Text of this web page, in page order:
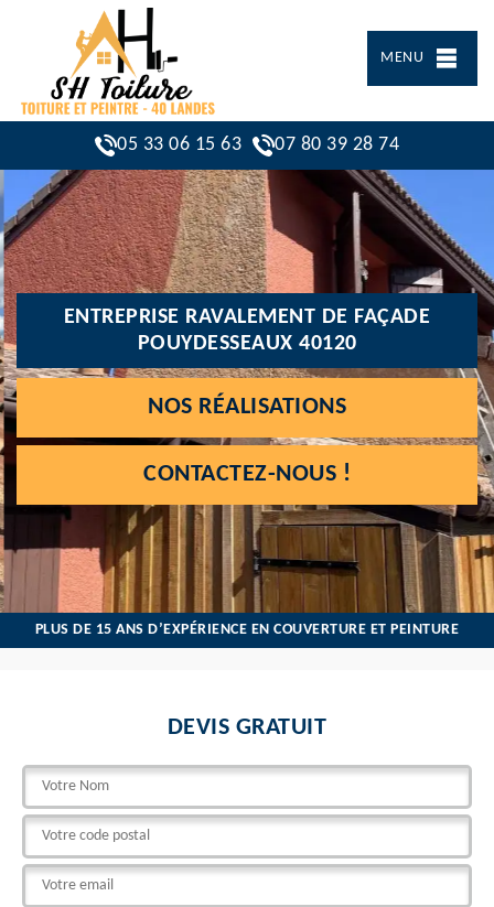
MENU
05 33 06 15 63 07 80 39 28 74
ENTREPRISE RAVALEMENT DE FAÇADE
POUYDESSEAUX 40120
NOS RÉALISATIONS
CONTACTEZ-NOUS !
PLUS DE 15 ANS D’EXPÉRIENCE EN COUVERTURE ET PEINTURE
DEVIS GRATUIT